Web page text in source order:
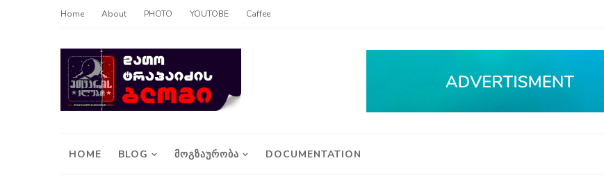
Home About PHOTO YOUTOBE Caffee
HOME BLOG ᲛᲝᲒᲖᲐᲣᲠᲝᲑᲐ DOCUMENTATION